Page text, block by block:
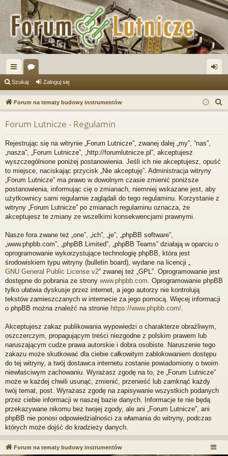
ię
ce
j
…
or
a og
uj
Szukaj Zaloguj się
Forum na tematy budowy instrumentów
z
Forum Lutnicze - Regulamin
Rejestrując się na witrynie „Forum Lutnicze”, zwanej dalej „my”, ”nas”,
„nasza”, „Forum Lutnicze”, „http://forumlutnicze.pl”, akceptujesz
wyszczególnione poniżej postanowienia. Jeśli ich nie akceptujesz, opuść
to miejsce, naciskając przycisk „Nie akceptuję”. Administracja witryny
„Forum Lutnicze” ma prawo w dowolnym czasie zmienić poniższe
postanowienia, informując cię o zmianach, niemniej wskazane jest, aby
użytkownicy sami regularnie zaglądali do tego regulaminu. Korzystanie z
witryny „Forum Lutnicze” po zmianach regulaminu oznacza, że
akceptujesz te zmiany ze wszelkimi konsekwencjami prawnymi.
Nasze fora zwane też „one”, „ich”, „je”, „phpBB software”,
„www.phpbb.com”, „phpBB Limited”, „phpBB Teams” działają w oparciu o
oprogramowanie wykorzystujące technologię phpBB, która jest
środowiskiem typu witryny (bulletin board), wydane na licencji „
GNU General Public License v2” zwanej też „GPL”. Oprogramowanie jest
dostępne do pobrania ze strony www.phpbb.com. Oprogramowanie phpBB
tylko ułatwia dyskusje przez internet, a jego autorzy nie kontrolują
tekstów zamieszczanych w internecie za jego pomocą. Więcej informacji
o phpBB można znaleźć na stronie https://www.phpbb.com/.
Akceptujesz zakaz publikowania wypowiedzi o charakterze obraźliwym,
oszczerczym, propagującym treści niezgodne z polskim prawem lub
naruszającym cudze prawa autorskie i dobra osobiste. Naruszenie tego
zakazu może skutkować dla ciebie całkowitym zablokowaniem dostępu
do tej witryny, a twój dostawca internetu zostanie powiadomiony o twoim
niewłaściwym zachowaniu. Wyrażasz zgodę na to, że „Forum Lutnicze”
może w każdej chwili usunąć, zmienić, przenieść lub zamknąć każdy
twój temat, post. Wyrażasz zgodę na zapisywanie wszystkich podanych
przez ciebie informacji w naszej bazie danych. Informacje te nie będą
przekazywane nikomu bez twojej zgody, ale ani „Forum Lutnicze”, ani
phpBB nie ponosi odpowiedzialności za włamania do witryny, podczas
których może dojść do kradzieży danych.
Forum na tematy budowy instrumentów